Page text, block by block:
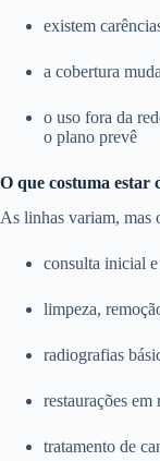
existem
a cobertura
o uso fora da
o plano prevê
O que costuma estar
As linhas variam, mas
consulta inicial
limpeza,
radiografias
restaurações em
tratamento de